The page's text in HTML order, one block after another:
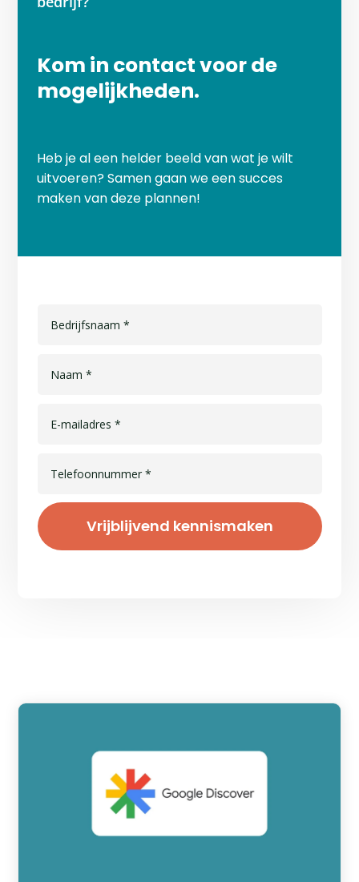
Kom in contact voor de
mogelijkheden.
Heb je al een helder beeld van wat je wilt
uitvoeren? Samen gaan we een succes
maken van deze plannen!
Vrijblijvend kennismaken